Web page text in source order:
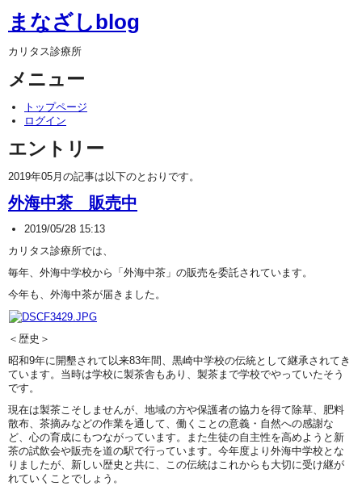
まなざしblog
カリタス診療所
メニュー
トップページ
ログイン
エントリー
2019年05月の記事は以下のとおりです。
外海中茶 販売中
2019/05/28 15:13
カリタス診療所では、
毎年、外海中学校から「外海中茶」の販売を委託されています。
今年も、外海中茶が届きました。
＜歴史＞
昭和9年に開墾されて以来83年間、黒崎中学校の伝統として継承されてき
ています。当時は学校に製茶舎もあり、製茶まで学校でやっていたそう
です。
現在は製茶こそしませんが、地域の方や保護者の協力を得て除草、肥料
散布、茶摘みなどの作業を通して、働くことの意義・自然への感謝な
ど、心の育成にもつながっています。また生徒の自主性を高めようと新
茶の試飲会や販売を道の駅で行っています。今年度より外海中学校とな
りましたが、新しい歴史と共に、この伝統はこれからも大切に受け継が
れていくことでしょう。